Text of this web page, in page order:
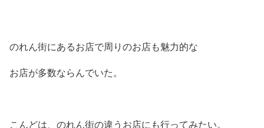
のれん街にあるお店で周りのお店も魅力的な
お店が多数ならんでいた。
こんどは、のれん街の違うお店にも行ってみたい。